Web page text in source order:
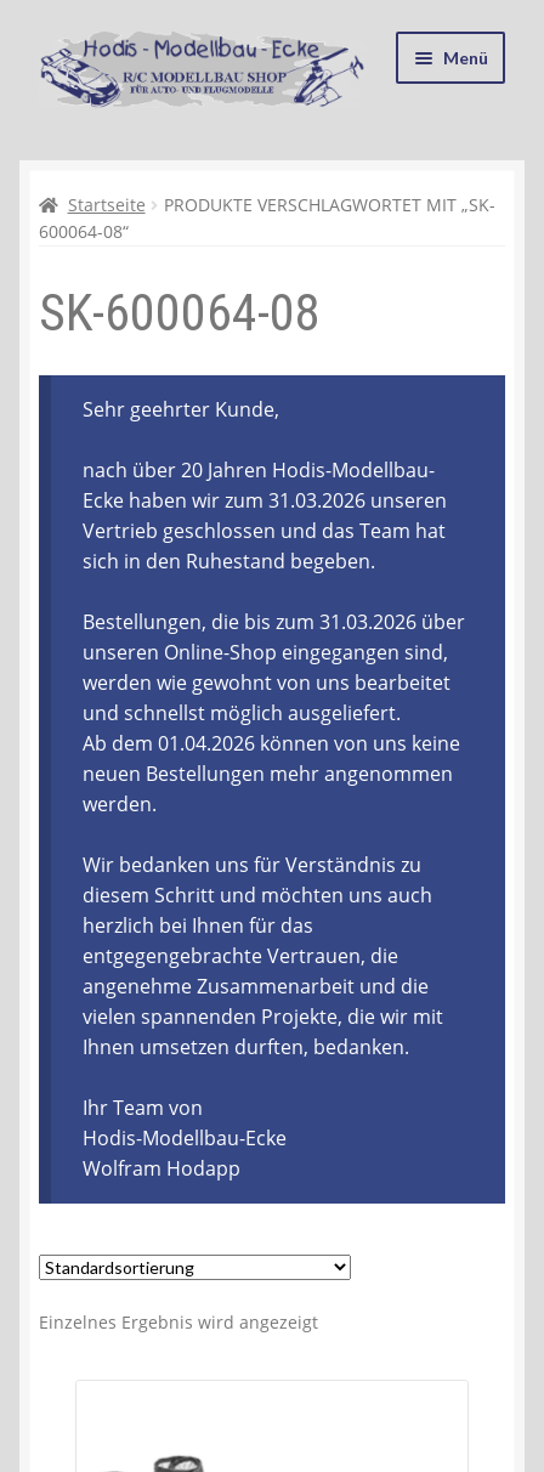
Zur
Navigation
springen
Zum
Inhalt
springen
Menü
Kasse
Recycling, Entsorgung und Umwelt
Shop
Warenkorb
Ablauf einer Bestellung
Zahlungsarten
Lieferzeit & Verfügbarkeit
Gutschein
Batterien- und Akku Verordnung
Elektro- und Elektronikgeräte Verordnung
Öle- und Schmierstoff Verordnung
Vereine & Foren
Kontakt
Startseite
PRODUKTE VERSCHLAGWORTET MIT „SK-
600064-08“
SK-600064-08
Sehr geehrter Kunde,
nach über 20 Jahren Hodis-Modellbau-
Ecke haben wir zum 31.03.2026 unseren
Vertrieb geschlossen und das Team hat
sich in den Ruhestand begeben.
Bestellungen, die bis zum 31.03.2026 über
unseren Online-Shop eingegangen sind,
werden wie gewohnt von uns bearbeitet
und schnellst möglich ausgeliefert.
Ab dem 01.04.2026 können von uns keine
neuen Bestellungen mehr angenommen
werden.
Wir bedanken uns für Verständnis zu
diesem Schritt und möchten uns auch
herzlich bei Ihnen für das
entgegengebrachte Vertrauen, die
angenehme Zusammenarbeit und die
vielen spannenden Projekte, die wir mit
Ihnen umsetzen durften, bedanken.
Ihr Team von
Hodis-Modellbau-Ecke
Wolfram Hodapp
Einzelnes Ergebnis wird angezeigt